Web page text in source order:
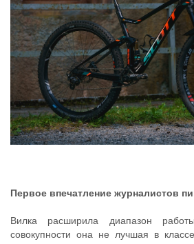
Первое впечатление журналистов
Вилка расширила диапазон
совокупности она не лучшая в